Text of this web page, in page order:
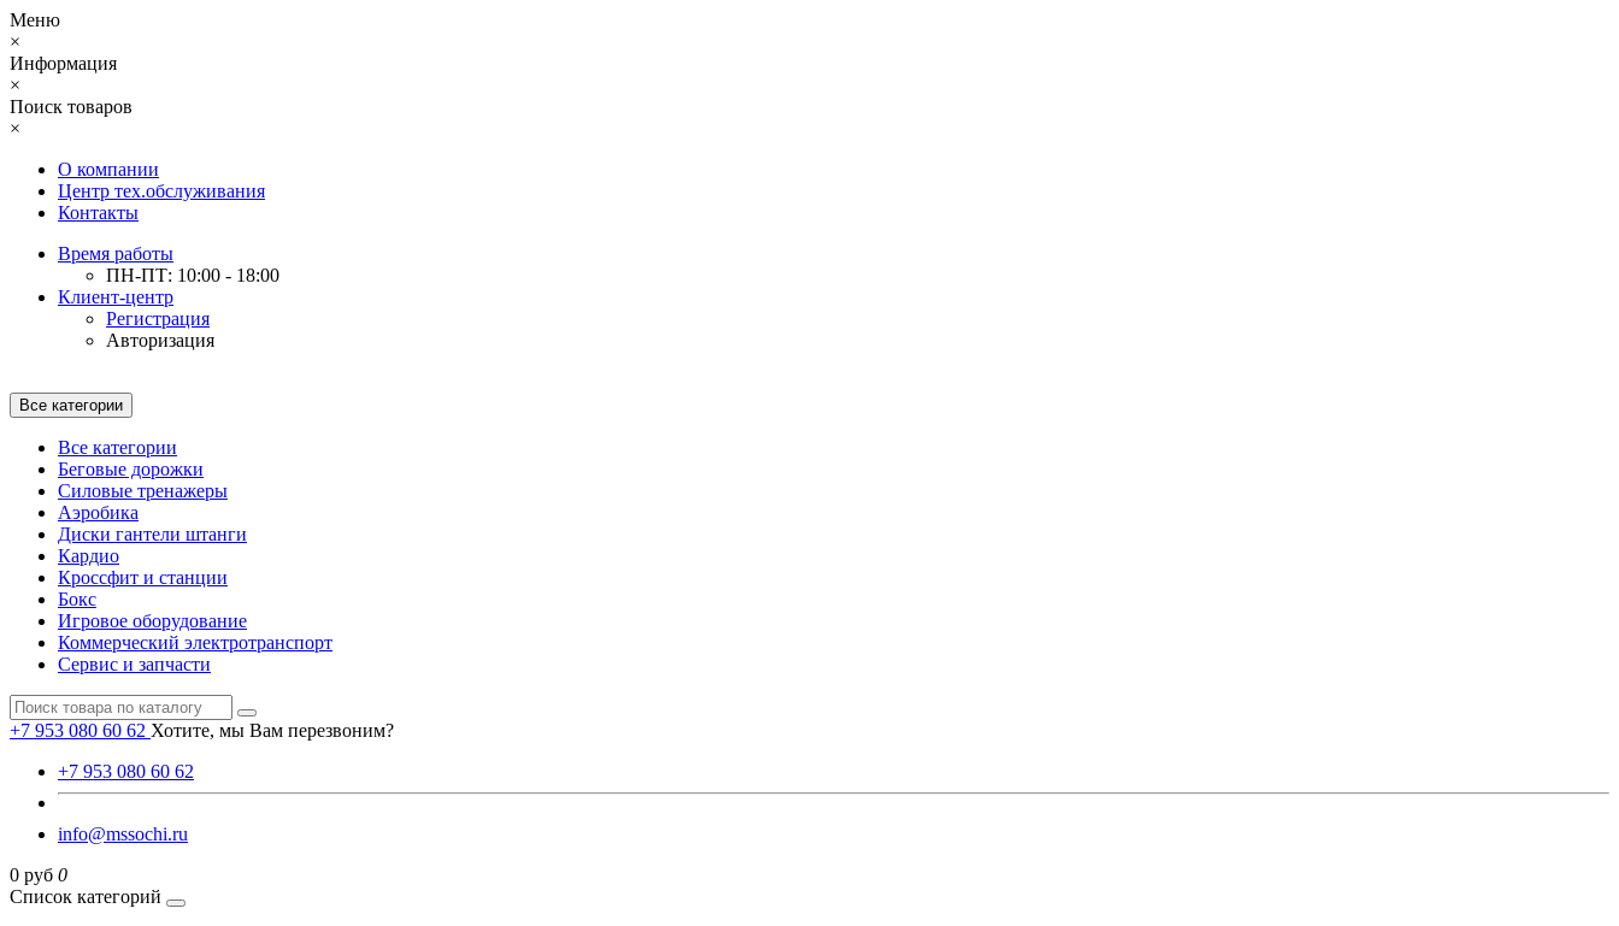
Меню
×
Информация
×
Поиск товаров
×
О компании
Центр тех.обслуживания
Контакты
Время работы
ПН-ПТ: 10:00 - 18:00
Клиент-центр
Регистрация
Авторизация
Все категории
Все категории
Беговые дорожки
Силовые тренажеры
Аэробика
Диски гантели штанги
Кардио
Кроссфит и станции
Бокс
Игровое оборудование
Коммерческий электротранспорт
Сервис и запчасти
+7 953 080 60 62 Хотите, мы Вам перезвоним?
+7 953 080 60 62
info@mssochi.ru
0 руб 0
Список категорий